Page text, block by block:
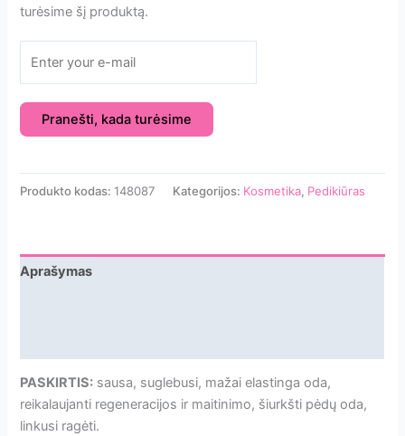
turėsime šį produktą.
Pranešti, kada turėsime
Produkto kodas:148087 Kategorijos: Kosmetika, Pedikiūras
Aprašymas
PASKIRTIS: sausa, suglebusi, mažai elastinga oda,
reikalaujanti regeneracijos ir maitinimo, šiurkšti pėdų oda,
linkusi ragėti.